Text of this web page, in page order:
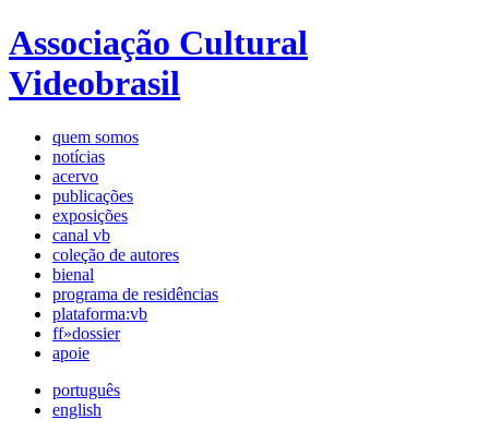
Associação Cultural
Videobrasil
quem somos
notícias
acervo
publicações
exposições
canal vb
coleção de autores
bienal
programa de residências
plataforma:vb
ff»dossier
apoie
português
english